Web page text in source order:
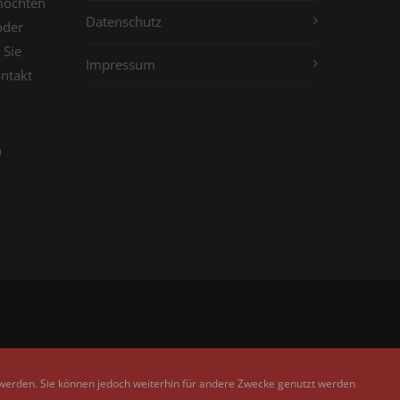
Datenschutz
Impressum
Sie können jedoch weiterhin für andere Zwecke genutzt werden